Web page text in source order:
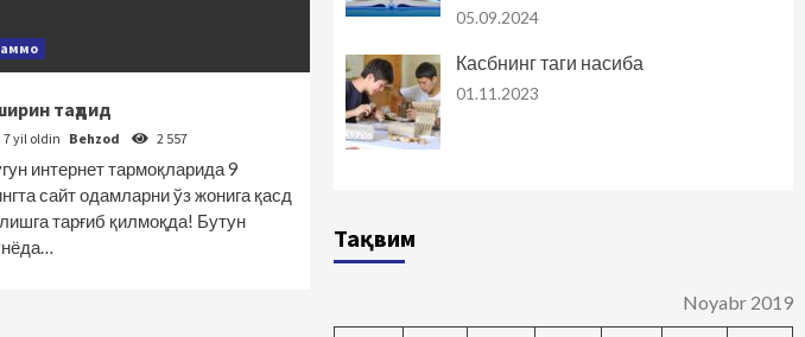
таҳдид
7 yil oldin Behzod 2 557
интернет тармоқларида 9
сайт одамларни ўз жонига қасд
тарғиб қилмоқда! Бутун
05.09.2024
Касбнинг таги насиба
01.11.2023
Тақвим
Noyabr 2019